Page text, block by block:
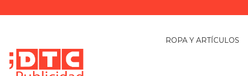
ROPA Y ARTÍCULOS